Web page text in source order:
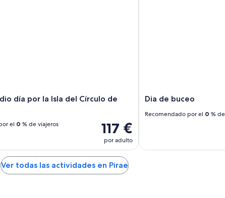
día por la Isla del Círculo de
117 €
por adulto
el 0 % de viajeros
Dia de buceo
Recomendado por el 0 %
Ver todas las actividades en Pirae